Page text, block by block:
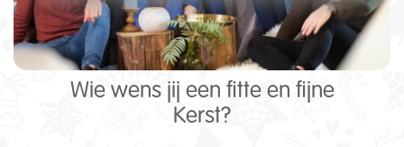
Wie wens jij een fitte en fijne
Kerst?